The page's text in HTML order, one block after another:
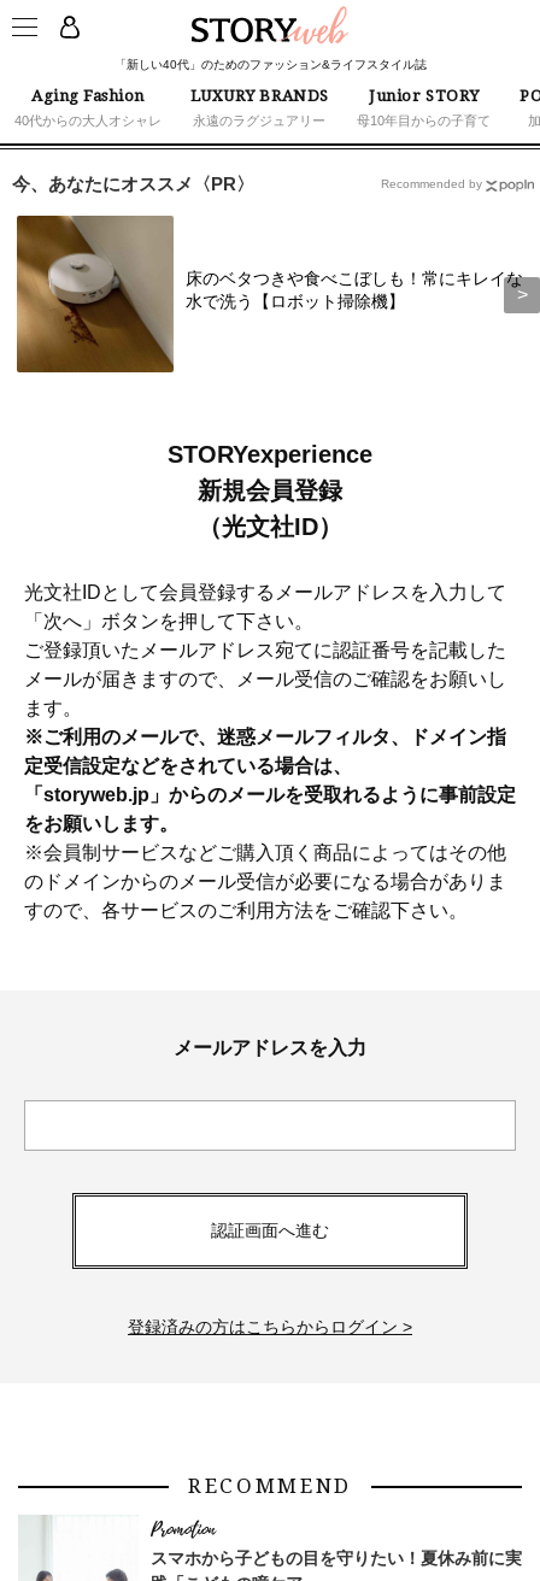
「新しい40代」のためのファッション&ライフスタイル誌
Aging Fashion
40代からの大人オシャレ
LUXURY BRANDS
永遠のラグジュアリー
Junior STORY
母10年目からの子育て
今、あなたにオススメ〈PR〉
床のベタつきや食べこぼしも！常にキレイな
水で洗う【ロボット掃除機】
Recommended by
STORYexperience
新規会員登録
（光文社ID）
光文社IDとして会員登録するメールアドレスを入力して
「次へ」ボタンを押して下さい。
ご登録頂いたメールアドレス宛てに認証番号を記載した
メールが届きますので、メール受信のご確認をお願いし
ます。
※ご利用のメールで、迷惑メールフィルタ、ドメイン指
定受信設定などをされている場合は、
「storyweb.jp」からのメールを受取れるように事前設定
をお願いします。
※会員制サービスなどご購入頂く商品によってはその他
のドメインからのメール受信が必要になる場合がありま
すので、各サービスのご利用方法をご確認下さい。
メールアドレスを入力
認証画面へ進む
登録済みの方はこちらからログイン >
RECOMMEND
スマホから子どもの目を守りたい！夏休み前に実